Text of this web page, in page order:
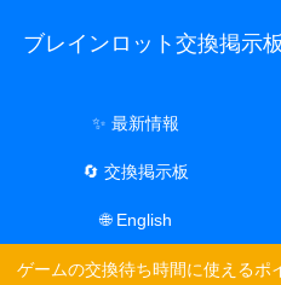
ブレインロット交換掲示
✨ 最新情報
🔄 交換掲示板
🌐 English
ゲームの交換待ち時間に使えるポ